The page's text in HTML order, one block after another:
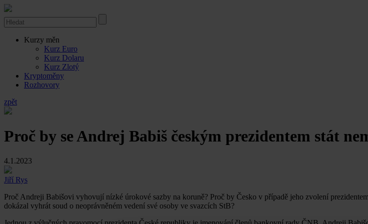
Kurzy měn
Kurz Euro
Kurz Dolaru
Kurz Zlotý
Kryptoměny
Rozhovory
zpět
Proč by se Andrej Babiš českým prezidentem stát
4.1.2023
Jiří Rys
Proč Andreji Babišovi vyhovují nízké úrokové sazby na koruně? Proč by Česko v případě jeho zvolení
dokázal vyhrát soud o neoprávněném vedení své osoby ve svazcích StB?